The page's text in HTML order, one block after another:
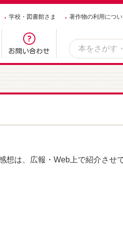
学校・図書館さま 著作物の利用につ
お問い合わせ
は、広報・Web上で紹介させ